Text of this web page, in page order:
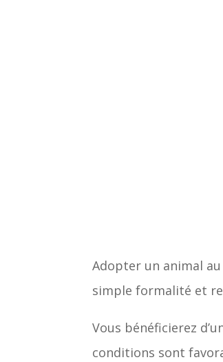
Adopter un animal
simple formalité et
Vous bénéficierez
conditions sont